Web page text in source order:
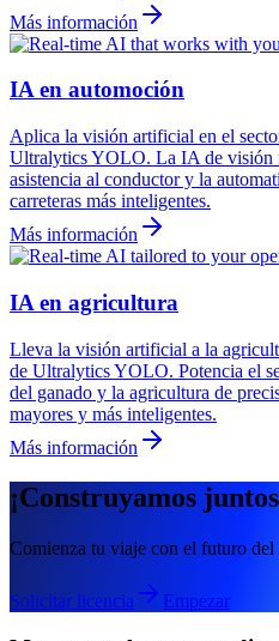
Más información
IA en automoción
Aplica la visión artificial en el
Ultralytics YOLO. La IA de visión
asistencia al conductor y la
carreteras más inteligentes.
Más información
IA en agricultura
Lleva la visión artificial a la
de Ultralytics YOLO. Potencia el
del ganado y la agricultura de
mayores y más inteligentes.
Más información
¡Construyamos
Comienza tu viaje con el futuro del
Solicitar licencia Empezar